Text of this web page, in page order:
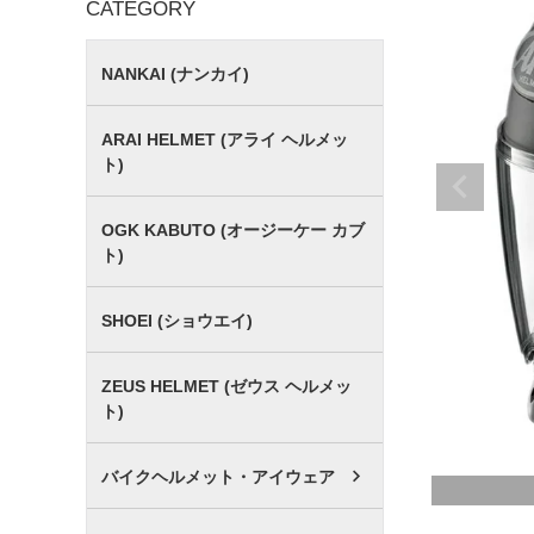
CATEGORY
NANKAI (ナンカイ)
ARAI HELMET (アライ ヘルメッ
ト)
OGK KABUTO (オージーケー カブ
ト)
SHOEI (ショウエイ)
ZEUS HELMET (ゼウス ヘルメッ
ト)
バイクヘルメット・アイウェア